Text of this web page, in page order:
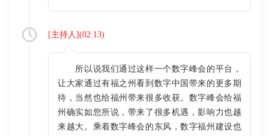
[主持人](02:13)
所以说我们通过这样一个数字峰会的平台，
让大家通过有福之州看到数字中国带来的更多期
待，当然也给福州带来很多收获。数字峰会给福
州确实如您所说，带来了很多机遇，影响力也越
来越大。乘着数字峰会的东风，数字福州建设也